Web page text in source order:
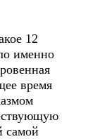
12
именно
время
самой